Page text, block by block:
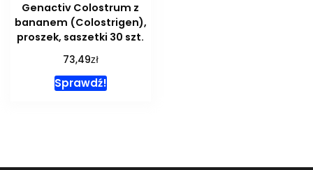
Genactiv Colostrum z
bananem (Colostrigen),
proszek, saszetki 30 szt.
73,49zł
Sprawdź!